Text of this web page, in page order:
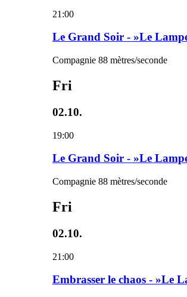
21:00
Le Grand Soir - »Le
Compagnie 88 mètres/seconde
Fri
02.10.
19:00
Le Grand Soir - »Le
Compagnie 88 mètres/seconde
Fri
02.10.
21:00
Embrasser le chaos - »Le